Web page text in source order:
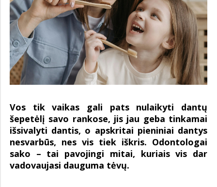
Vos tik vaikas gali pats nulaikyti dantų
šepetėlį savo rankose, jis jau geba tinkamai
išsivalyti dantis, o apskritai pieniniai dantys
nesvarbūs, nes vis tiek iškris. Odontologai
sako – tai pavojingi mitai, kuriais vis dar
vadovaujasi dauguma tėvų.